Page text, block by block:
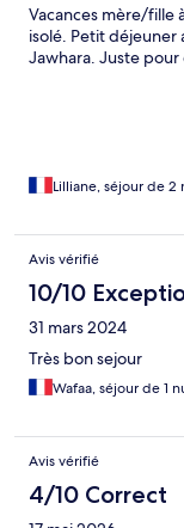
Vacances mère/fille
isolé. Petit
Jawhara. Juste
Lilliane, séjour de 2
Avis vérifié
10/10
31 mars 2024
Très bon sejour
Wafaa, séjour de 1
Avis vérifié
4/10 Correct